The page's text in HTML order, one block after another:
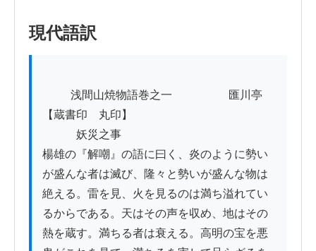
現代語訳
【蔵書印　丸印】
妖災之事
楊雄の『解嘲』の語に曰く、炎のように勢い
が盛んな者は滅び、隆々と勢いが盛んな物は
絶える。雷を見、火を見るのは満ち溢れてい
るからである。天はその声を収め、地はその
熱を蔵す。満ちる者は衰える。高明の宝を悪